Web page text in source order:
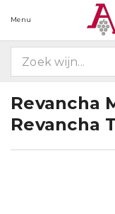
Menu
Revancha
Revancha